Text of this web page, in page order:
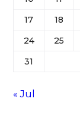
17
18
24
25
31
« Jul